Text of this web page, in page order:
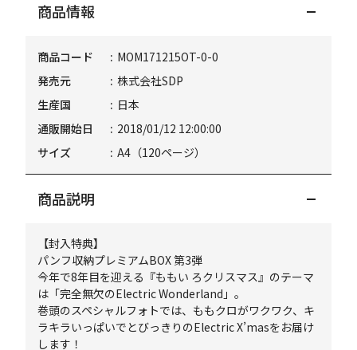
商品情報
商品コード
MOM171215OT-0-0
発売元
株式会社SDP
生産国
日本
通販開始日
2018/01/12 12:00:00
サイズ
A4（120ページ）
商品説明
【封入特典】
パンフ収納プレミアムBOX 第3弾
今年で8年目を迎える『ももい ろクリスマス』のテーマ
は「完全無欠のElectric Wonderland」。
巻頭のスペシャルフォトでは、ももクロがワクワク、キ
ラキラいっぱいでとびっきりのElectric X’masをお届け
します！